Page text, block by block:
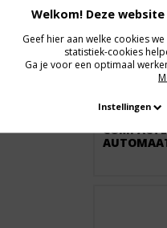
Prijs op
Welkom! Deze
Geef hier aan welke cookies
statistiek-cookies
Ga je voor een optimaal
Instellingen